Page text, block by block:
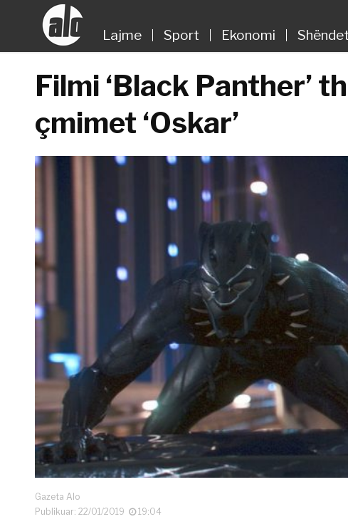
Lajme Sport Ekonomi
Filmi ‘Black Panther’
çmimet ‘Oskar’
Gazeta Alo
Publikuar: 22/01/2019
19:04